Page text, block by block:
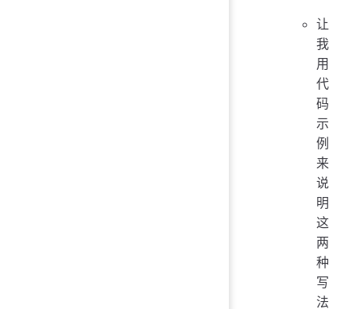
让
我
用
代
码
示
例
来
说
明
这
两
种
写
法